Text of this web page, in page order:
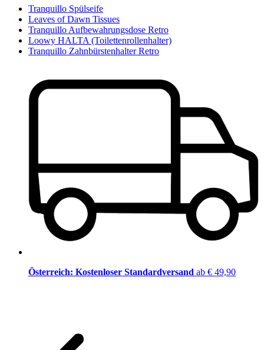
Tranquillo Spülseife
Leaves of Dawn Tissues
Tranquillo Aufbewahrungsdose Retro
Loowy HALTA (Toilettenrollenhalter)
Tranquillo Zahnbürstenhalter Retro
Österreich: Kostenloser Standardversand ab € 49,90